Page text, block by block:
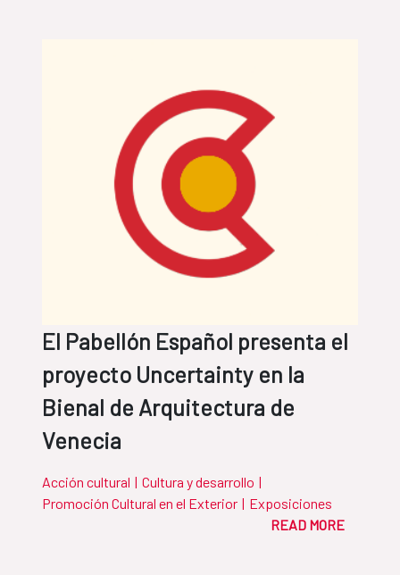
El Pabellón Español presenta el
proyecto Uncertainty en la
Bienal de Arquitectura de
Venecia
Acción cultural | Cultura y desarrollo |
Promoción Cultural en el Exterior | Exposiciones
READ MORE